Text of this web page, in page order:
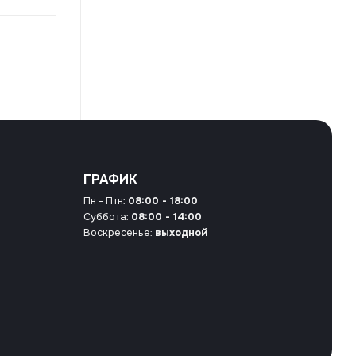
ГРАФИК
Пн - Птн: 08:00 - 18:00
Суббота: 08:00 - 14:00
Воскресенье: выходной